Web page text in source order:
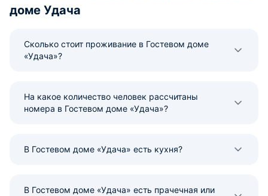
доме Удача
Сколько стоит проживание в Гостевом доме
«Удача»?
На какое количество человек рассчитаны
номера в Гостевом доме «Удача»?
В Гостевом доме «Удача» есть кухня?
В Гостевом доме «Удача» есть прачечная или